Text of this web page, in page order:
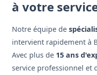
à votre
Notre équipe de
intervient rapidement à
Avec plus de 15 ans
service professionnel et